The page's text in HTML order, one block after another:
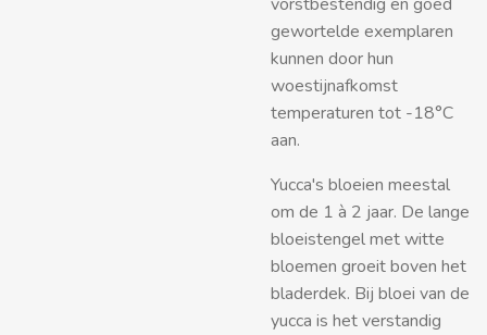
gewortelde exemplaren
kunnen door hun
woestijnafkomst
temperaturen tot -18°C
aan.
Yucca's bloeien meestal
om de 1 à 2 jaar. De lange
bloeistengel met witte
bloemen groeit boven het
bladerdek. Bij bloei van de
yucca is het verstandig